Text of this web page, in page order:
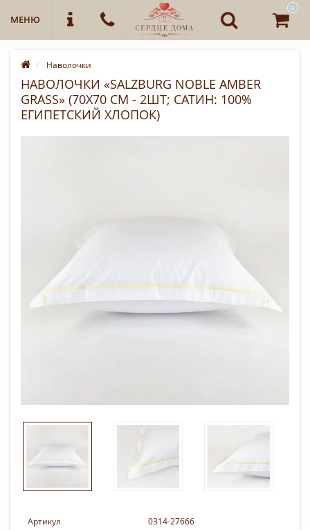
МЕНЮ
0
Наволочки
НАВОЛОЧКИ «SALZBURG NOBLE AMBER
GRASS» (70Х70 СМ - 2ШТ; САТИН: 100%
ЕГИПЕТСКИЙ ХЛОПОК)
Артикул
0314-27666